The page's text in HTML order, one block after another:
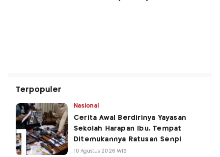
Terpopuler
Nasional
Cerita Awal Berdirinya Yayasan
Sekolah Harapan Ibu, Tempat
Ditemukannya Ratusan Senpi
10 Agustus 2026 WIB